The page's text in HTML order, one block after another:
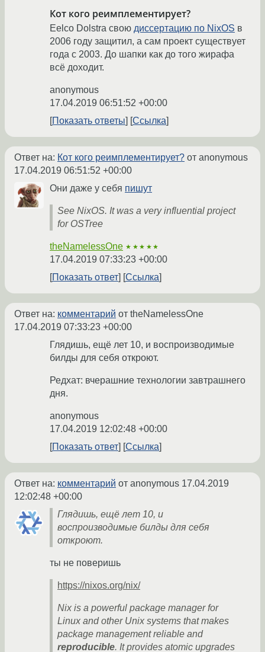
Кот кого реимплементирует?
Eelco Dolstra свою диссертацию по NixOS в
2006 году защитил, а сам проект существует
года с 2003. До шапки как до того жирафа
всё доходит.
anonymous
17.04.2019 06:51:52 +00:00
Показать ответы
Ссылка
Ответ на: Кот кого реимплементирует? от anonymous
17.04.2019 06:51:52 +00:00
Они даже у себя пишут
See NixOS. It was a very influential project
for OSTree
theNamelessOne ★★★★★
17.04.2019 07:33:23 +00:00
Показать ответ
Ссылка
Ответ на: комментарий от theNamelessOne
17.04.2019 07:33:23 +00:00
Глядишь, ещё лет 10, и воспроизводимые
билды для себя откроют.
Редхат: вчерашние технологии завтрашнего
дня.
anonymous
17.04.2019 12:02:48 +00:00
Показать ответ
Ссылка
Ответ на: комментарий от anonymous 17.04.2019
12:02:48 +00:00
Глядишь, ещё лет 10, и
воспроизводимые билды для себя
откроют.
ты не поверишь
https://nixos.org/nix/
Nix is a powerful package manager for
Linux and other Unix systems that makes
package management reliable and
reproducible. It provides atomic upgrades